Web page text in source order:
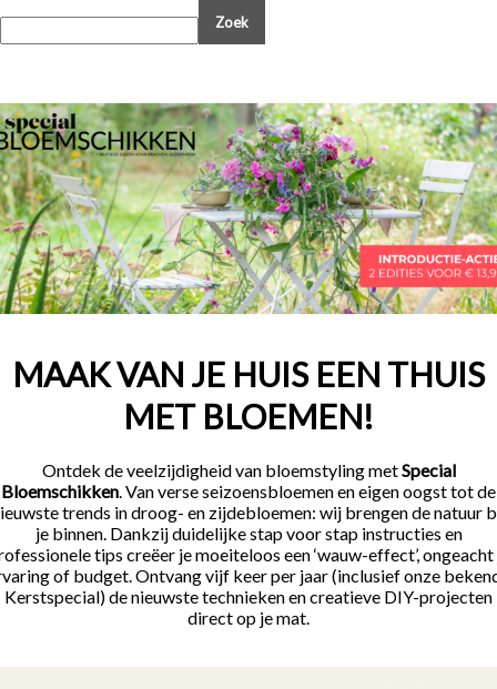
MAAK VAN JE HUIS EEN THUIS
MET BLOEMEN!
Ontdek de veelzijdigheid van bloemstyling metSpecial
Bloemschikken. Van verse seizoensbloemen en eigen oogst tot de
trends in droog- en zijdebloemen: wij brengen de natuur
je binnen. Dankzij duidelijke stap voor stap instructies en
tips creëer je moeiteloos een ‘wauw-effect’, ongeacht
of budget. Ontvang vijf keer per jaar (inclusief onze
Kerstspecial) de nieuwste technieken en creatieve DIY-projecten
direct op je mat.